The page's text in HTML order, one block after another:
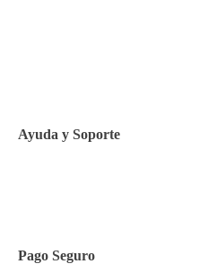
Ayuda y Soporte
Pago Seguro